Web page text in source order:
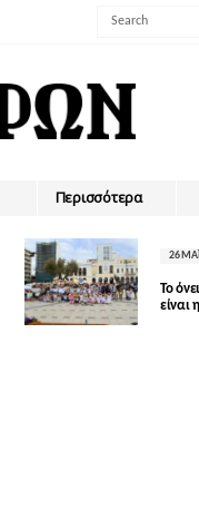
Περισσότερα
26
Το
είναι